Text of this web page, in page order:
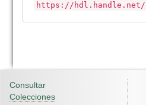
https://hdl.handle.net/
Consultar
Colecciones